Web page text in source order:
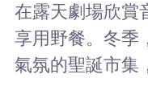
在露天劇場欣賞
享用野餐。冬季
氣氛的聖誕市集